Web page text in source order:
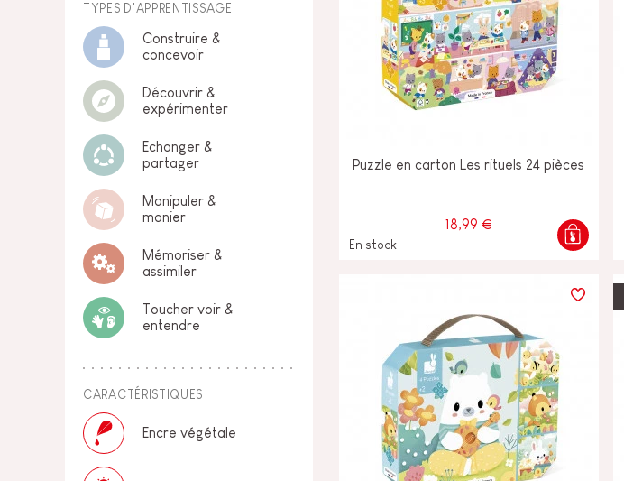
TYPES D'APPRENTISSAGE
Construire &
concevoir
Découvrir &
expérimenter
Echanger &
partager
Manipuler &
manier
Mémoriser &
assimiler
Toucher voir &
entendre
CARACTÉRISTIQUES
Encre végétale
Puzzle en carton Les rituels 24 pièces
18,99 €
En stock